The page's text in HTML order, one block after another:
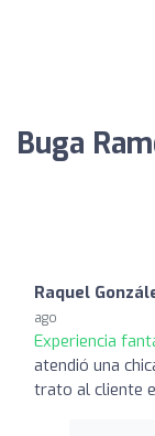
Buga
Raquel
ago
Experiencia
atendió una
trato al cliente